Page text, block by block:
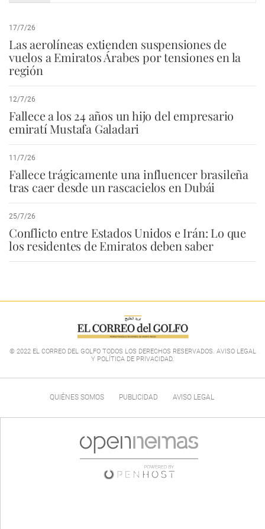
17/7/26
Las aerolíneas extienden suspensiones de
vuelos a Emiratos Árabes por tensiones en la
región
12/7/26
Fallece a los 24 años un hijo del empresario
emiratí Mustafa Galadari
11/7/26
Fallece trágicamente una influencer brasileña
tras caer desde un rascacielos en Dubái
25/7/26
Conflicto entre Estados Unidos e Irán: Lo que
los residentes de Emiratos deben saber
© 2022 EL CORREO DEL GOLFO TODOS LOS DERECHOS RESERVADOS. AVISO LEGAL
Y POLÍTICA DE PRIVACIDAD.
QUIÉNES SOMOS PUBLICIDAD AVISO LEGAL